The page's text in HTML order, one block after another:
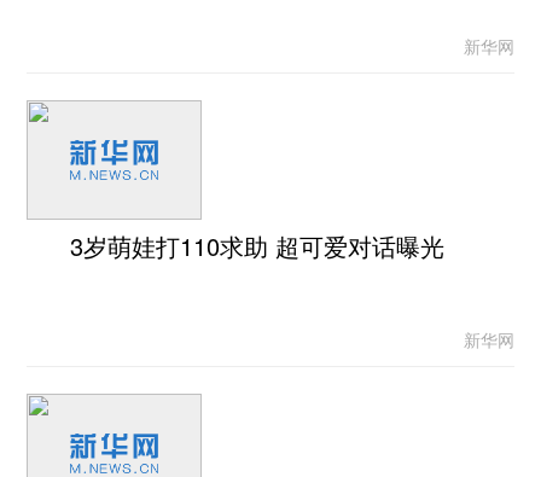
新华网
3岁萌娃打110求助 超可爱对话曝光
新华网